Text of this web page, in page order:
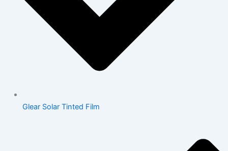
Glear Solar Tinted Film